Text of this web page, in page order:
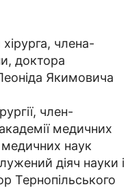
члена-
доктора
Якимовича
член-
медичних
наук
діяч науки і
Тернопільського